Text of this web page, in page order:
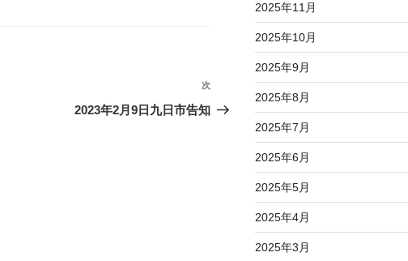
の
次
2023年2月9日九日市告知
2025年11月
2025年10月
2025年9月
2025年8月
2025年7月
2025年6月
2025年5月
2025年4月
2025年3月